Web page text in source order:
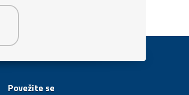
Povežite se